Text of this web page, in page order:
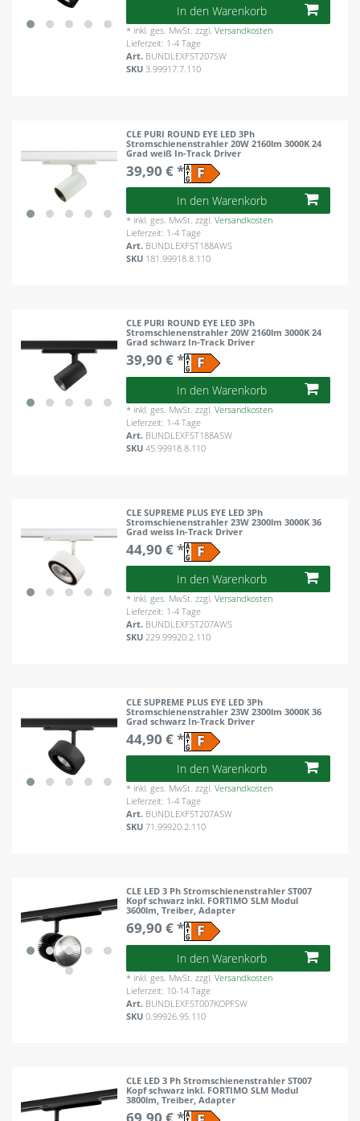
In den Warenkorb
* inkl. ges. MwSt. zzgl.Versandkosten
Lieferzeit: 1-4 Tage
Art. BUNDLEXFST207SW
SKU3.99917.7.110
CLE PURI ROUND EYE LED 3Ph
Stromschienenstrahler 20W 2160lm 3000K 24
Grad weiß In-Track Driver
39,90 € *
In den Warenkorb
* inkl. ges. MwSt. zzgl.Versandkosten
Lieferzeit: 1-4 Tage
Art. BUNDLEXFST188AWS
SKU 181.99918.8.110
CLE PURI ROUND EYE LED 3Ph
Stromschienenstrahler 20W 2160lm 3000K 24
Grad schwarz In-Track Driver
39,90 € *
In den Warenkorb
* inkl. ges. MwSt. zzgl.Versandkosten
Lieferzeit: 1-4 Tage
Art. BUNDLEXFST188ASW
SKU45.99918.8.110
CLE SUPREME PLUS EYE LED 3Ph
Stromschienenstrahler 23W 2300lm 3000K 36
Grad weiss In-Track Driver
44,90 € *
In den Warenkorb
* inkl. ges. MwSt. zzgl.Versandkosten
Lieferzeit: 1-4 Tage
Art. BUNDLEXFST207AWS
SKU229.99920.2.110
CLE SUPREME PLUS EYE LED 3Ph
Stromschienenstrahler 23W 2300lm 3000K 36
Grad schwarz In-Track Driver
44,90 € *
In den Warenkorb
* inkl. ges. MwSt. zzgl.Versandkosten
Lieferzeit: 1-4 Tage
Art. BUNDLEXFST207ASW
SKU71.99920.2.110
CLE LED 3 Ph Stromschienenstrahler ST007
Kopf schwarz inkl. FORTIMO SLM Modul
3600lm, Treiber, Adapter
69,90 € *
In den Warenkorb
* inkl. ges. MwSt. zzgl.Versandkosten
Lieferzeit: 10-14 Tage
Art. BUNDLEXFST007KOPFSW
SKU0.99926.95.110
CLE LED 3 Ph Stromschienenstrahler ST007
Kopf schwarz inkl. FORTIMO SLM Modul
3800lm, Treiber, Adapter